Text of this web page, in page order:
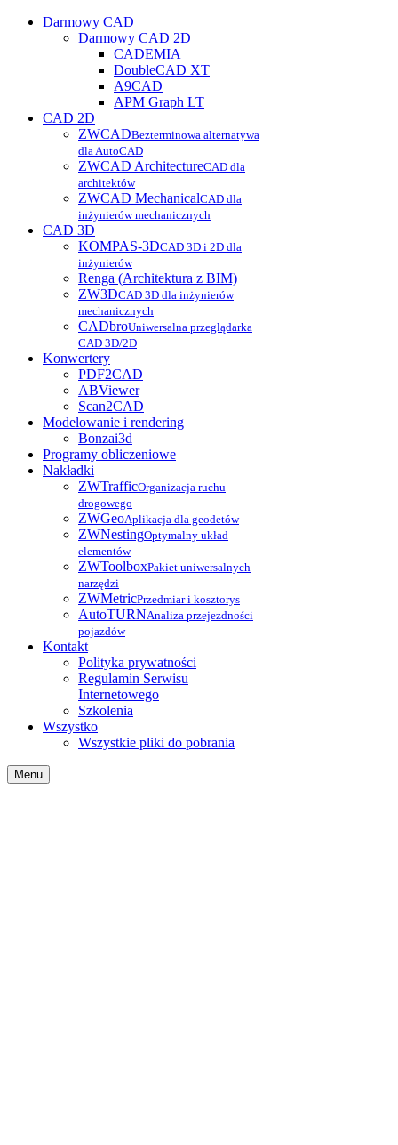
Darmowy CAD
Darmowy CAD 2D
CADEMIA
DoubleCAD XT
A9CAD
APM Graph LT
CAD 2D
ZWCADBezterminowa alternatywa
dla AutoCAD
ZWCAD ArchitectureCAD dla
architektów
ZWCAD MechanicalCAD dla
inżynierów mechanicznych
CAD 3D
KOMPAS-3DCAD 3D i 2D dla
inżynierów
Renga (Architektura z BIM)
ZW3DCAD 3D dla inżynierów
mechanicznych
CADbroUniwersalna przeglądarka
CAD 3D/2D
Konwertery
PDF2CAD
ABViewer
Scan2CAD
Modelowanie i rendering
Bonzai3d
Programy obliczeniowe
Nakładki
ZWTrafficOrganizacja ruchu
drogowego
ZWGeoAplikacja dla geodetów
ZWNestingOptymalny układ
elementów
ZWToolboxPakiet uniwersalnych
narzędzi
ZWMetricPrzedmiar i kosztorys
AutoTURNAnaliza przejezdności
pojazdów
Kontakt
Polityka prywatności
Regulamin Serwisu
Internetowego
Szkolenia
Wszystko
Wszystkie pliki do pobrania
Menu